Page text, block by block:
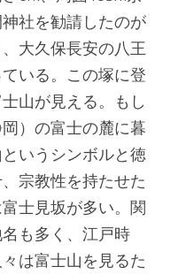
社を勧請したのが
大久保長安の八王
いる。この塚に登
山が見える。もし
）の富士の麓に暮
いうシンボルと徳
宗教性を持たせた
士見坂が多い。関
も多く、江戸時
は富士山を見るた